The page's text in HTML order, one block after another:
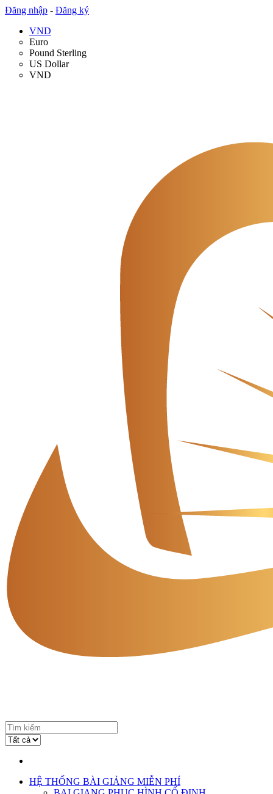
Đăng nhập - Đăng ký
VND
Euro
Pound Sterling
US Dollar
VND
HỆ THỐNG BÀI GIẢNG MIỄN PHÍ